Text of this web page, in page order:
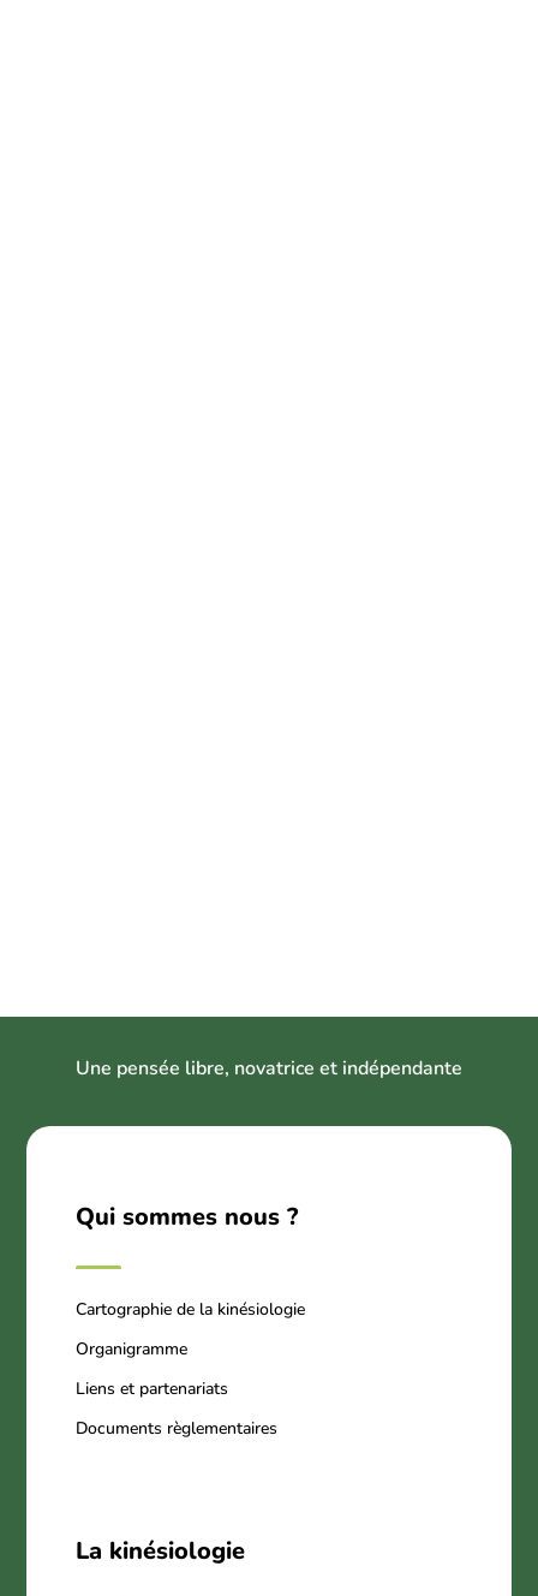
Une pensée libre, novatrice et indépendante
Qui sommes nous ?
Cartographie de la kinésiologie
Organigramme
Liens et partenariats
Documents règlementaires
La kinésiologie